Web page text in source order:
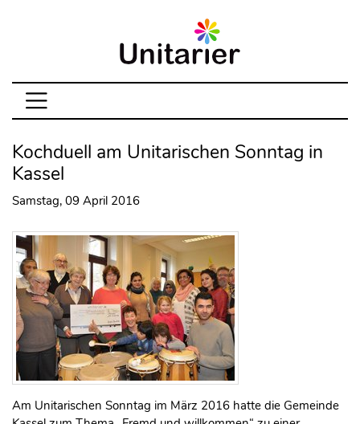
Kochduell am Unitarischen Sonntag in
Kassel
Samstag, 09 April 2016
Am Unitarischen Sonntag im März 2016 hatte die Gemeinde